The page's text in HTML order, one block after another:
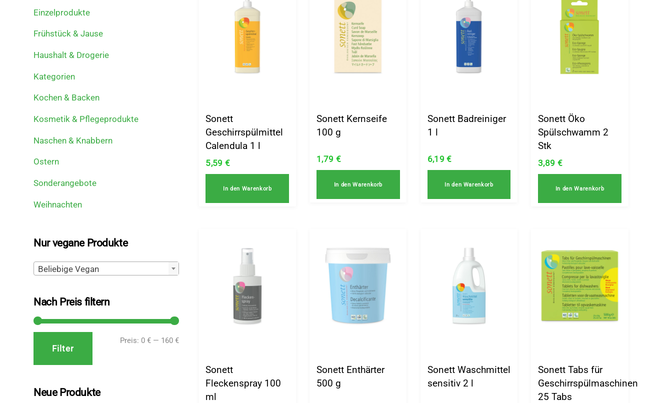
Sonett
Geschirrspülmittel
Calendula 1 l
5,59€
In den Warenkorb
Sonett Kernseife
100 g
1,79 €
In den Warenkorb
Sonett Badreiniger
1 l
6,19€
In den Warenkorb
Sonett Öko
Spülschwamm 2
Stk
3,89 €
In den Warenkorb
Sonett
Fleckenspray 100
ml
Sonett Enthärter
500 g
Sonett Waschmittel
sensitiv 2 l
Sonett Tabs für
Geschirrspülmaschinen
25 Tabs
Einzelprodukte
Frühstück & Jause
Haushalt & Drogerie
Kategorien
Kochen & Backen
Kosmetik & Pflegeprodukte
Naschen & Knabbern
Ostern
Sonderangebote
Weihnachten
Nur vegane Produkte
Beliebige Vegan
Nach Preis filtern
Min.
Max.
Filter
Preis: 0 €— 160 €
Neue Produkte